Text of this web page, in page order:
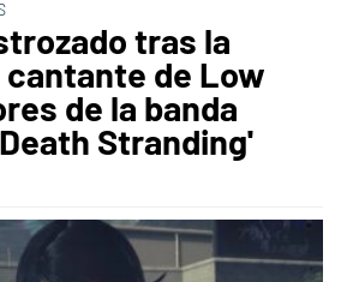
tras la
de Low
de la banda
Stranding'